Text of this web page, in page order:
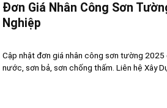
Đơn Giá Nhân Công Sơn
Nghiệp
Cập nhật đơn giá nhân công sơn tường
nước, sơn bả, sơn chống thấm. Liên hệ Xây